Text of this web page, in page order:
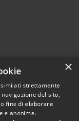
© 2026 • Comune di
×
strettamente
del sito,
fine di elaborare
e anonime.